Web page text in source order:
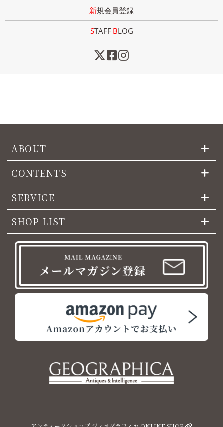
新規会員登録
STAFF BLOG
ABOUT
CONTENTS
SERVICE
SHOP LIST
アンティークショップ ジェオグラフィカ ONLINE SHOP